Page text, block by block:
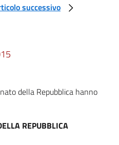
IV
successivo
della Repubblica hanno
REPUBBLICA